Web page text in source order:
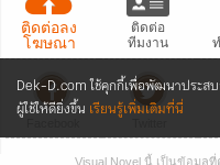
Dek-D.com ใช้คุกกี้เพื่อพัฒนาประส
ผู้ใช้ให้ดียิ่งขึ้น เรียนรู้เพิ่มเติมที่นี่
ติดต่อลง
โฆษณา
ติดต่อ
ทีมงาน
• แจ้งปัญหาเว็บไซต์ •
Visual Novel นี้ เป็นข้อมูลที่